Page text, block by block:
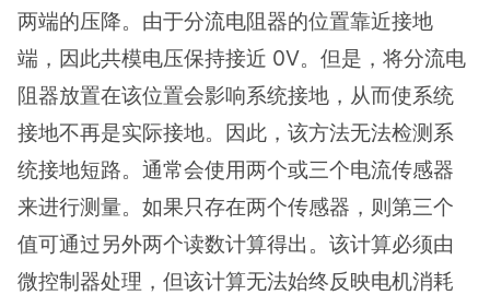
两端的压降。由于分流电阻器的位置靠近接地
端，因此共模电压保持接近 0V。但是，将分流电
阻器放置在该位置会影响系统接地，从而使系统
接地不再是实际接地。因此，该方法无法检测系
统接地短路。通常会使用两个或三个电流传感器
来进行测量。如果只存在两个传感器，则第三个
值可通过另外两个读数计算得出。该计算必须由
微控制器处理，但该计算无法始终反映电机消耗